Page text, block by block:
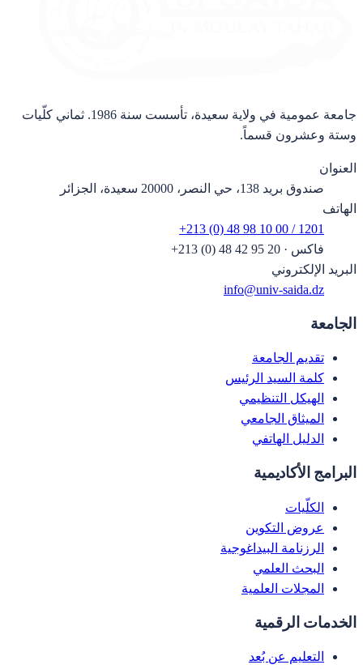
جامعة عمومية في ولاية سعيدة، تأسست سنة 1986. ثماني كلّيات
وستة وعشرون قسماً.
العنوان
صندوق بريد 138، حي النصر، 20000 سعيدة، الجزائر
الهاتف
+213 (0) 48 98 10 00 / 1201
فاكس ·
+213 (0) 48 42 95 20
البريد الإلكتروني
info@univ-saida.dz
الجامعة
تقديم الجامعة
كلمة السيد الرئيس
الهيكل التنظيمي
الميثاق الجامعي
الدليل الهاتفي
البرامج الأكاديمية
الكلّيات
عروض التكوين
الرزنامة البيداغوجية
البحث العلمي
المجلات العلمية
الخدمات الرقمية
التعليم عن بُعد